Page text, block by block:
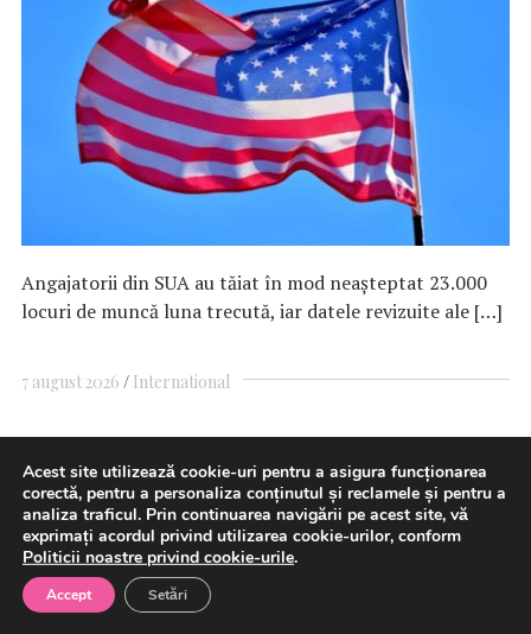
Angajatorii din SUA au tăiat în mod neaşteptat 23.000
locuri de muncă luna trecută, iar datele revizuite ale […]
7 august 2026 International
Guvern: Eliberarea gratuită a
primei cărţi electronice de
identitate din fondurile PNRR,
menţinută în 2026
Acest site utilizează cookie-uri pentru a asigura funcționarea
corectă, pentru a personaliza conținutul și reclamele și pentru a
analiza traficul. Prin continuarea navigării pe acest site, vă
exprimați acordul privind utilizarea cookie-urilor, conform
Politicii noastre privind cookie-urile.
Accept Setări